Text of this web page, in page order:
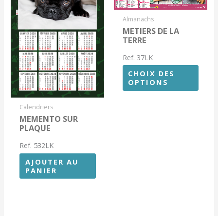
Calendriers
MEMENTO SUR
PLAQUE
Ref. 532LK
AJOUTER AU
PANIER
Almanachs
METIERS DE LA
TERRE
Ref. 37LK
CHOIX DES
OPTIONS